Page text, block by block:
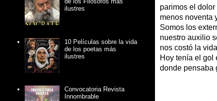
parimos el
menos noventa
Somos los
nuestro auxilio
nos costó la
Hoy tenía el gol
donde pensaba
ilustres
10 Películas sobre la vida
de los poetas más
ilustres
Convocatoria Revista
Innombrable